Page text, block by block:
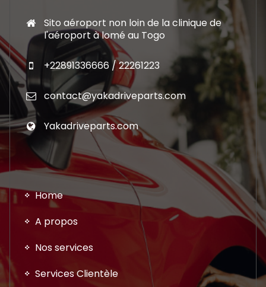
Sito aéroport non loin de la clinique de
l'aéroport à lomé au Togo
+22891336666 / 22261223
contact@yakadriveparts.com
Yakadriveparts.com
Home
A propos
Nos services
Services Clientèle